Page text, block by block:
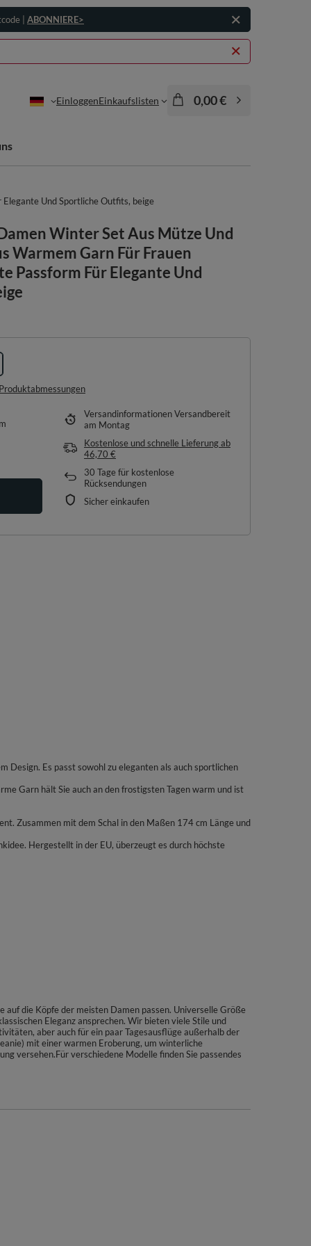
| ABONNIERE>
EinloggenEinkaufslisten 0,00 €
Und Sportliche Outfits, beige
Winter Set Aus Mütze Und
Warmem Garn Für Frauen
Passform Für Elegante Und
VersandinformationenVersandbereit
am Montag
Kostenlose und schnelle Lieferungab
46,70 €
30 Tage für kostenlose
Rücksendungen
Sicher einkaufen
Design. Es passt sowohl zu eleganten als auch sportlichen
Garn hält Sie auch an den frostigsten Tagen warm und ist
Zusammen mit dem Schal in den Maßen 174 cm Länge und
Hergestellt in der EU, überzeugt es durch höchste
die Köpfe der meisten Damen passen. Universelle Größe
Eleganz ansprechen. Wir bieten viele Stile und
aber auch für ein paar Tagesausflüge außerhalb der
mit einer warmen Eroberung, um winterliche
versehen.Für verschiedene Modelle finden Sie passendes